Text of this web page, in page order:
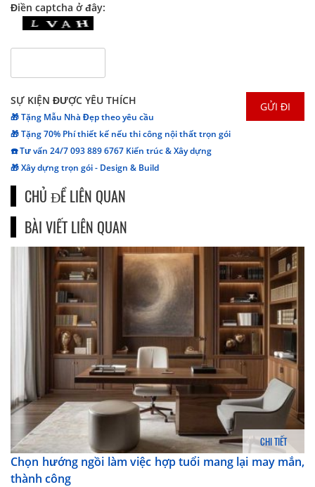
Điền captcha ở đây:
SỰ KIỆN ĐƯỢC YÊU THÍCH
🎁 Tặng Mẫu Nhà Đẹp theo yêu cầu
🎁 Tặng 70% Phí thiết kế nếu thi công nội thất trọn gói
☎️ Tư vấn 24/7 093 889 6767 Kiến trúc & Xây dựng
🎁 Xây dựng trọn gói - Design & Build
CHỦ ĐỀ LIÊN QUAN
BÀI VIẾT LIÊN QUAN
CHI TIẾT
Chọn hướng ngồi làm việc hợp tuổi mang lại may mắn,
thành công